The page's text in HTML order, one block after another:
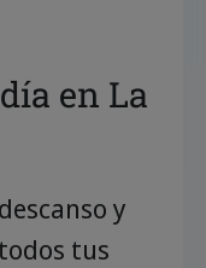
en La
y
tus